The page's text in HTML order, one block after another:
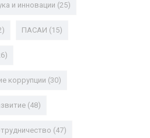
и инновации (25)
ПАСАИ (15)
коррупции (30)
(48)
(47)